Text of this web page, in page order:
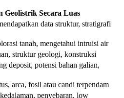
Geolistrik Secara Luas
data struktur, stratigrafi
tanah, mengetahui intruisi air
struktur geologi, konstruksi
deposit, potensi bahan galian,
arca, fosil atau candi terpendam
penyebaran, low